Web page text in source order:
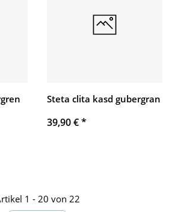
Steta clita kasd gubergran
39,90 €*
1 - 20 von 22